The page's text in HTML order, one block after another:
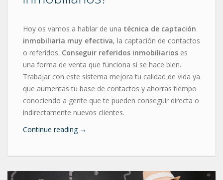
Hoy os vamos a hablar de una técnica de captación
inmobiliaria muy efectiva, la captación de contactos
o referidos. Conseguir referidos inmobiliarios es
una forma de venta que funciona si se hace bien.
Trabajar con este sistema mejora tu calidad de vida ya
que aumentas tu base de contactos y ahorras tiempo
conociendo a gente que te pueden conseguir directa o
indirectamente nuevos clientes.
Continue reading →